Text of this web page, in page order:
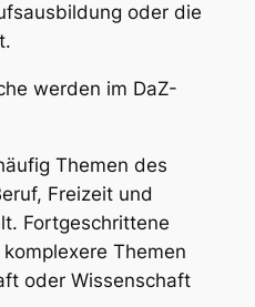
oder die
werden im DaZ-
Themen des
Freizeit und
Fortgeschrittene
Themen
oder Wissenschaft